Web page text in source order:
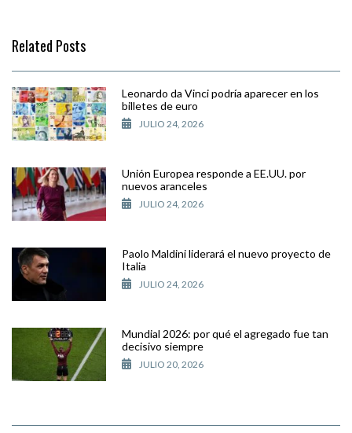
Related Posts
Leonardo da Vinci podría aparecer en los
billetes de euro
JULIO 24, 2026
Unión Europea responde a EE.UU. por
nuevos aranceles
JULIO 24, 2026
Paolo Maldini liderará el nuevo proyecto de
Italia
JULIO 24, 2026
Mundial 2026: por qué el agregado fue tan
decisivo siempre
JULIO 20, 2026